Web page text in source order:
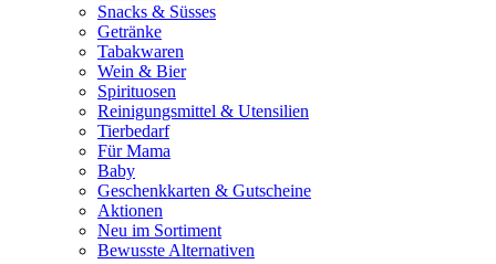
Snacks & Süsses
Getränke
Tabakwaren
Wein & Bier
Spirituosen
Reinigungsmittel & Utensilien
Tierbedarf
Für Mama
Baby
Geschenkkarten & Gutscheine
Aktionen
Neu im Sortiment
Bewusste Alternativen